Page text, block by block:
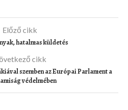
Előző cikk
hatalmas küldetés
cikk
szemben az Európai Parlament a
védelmében